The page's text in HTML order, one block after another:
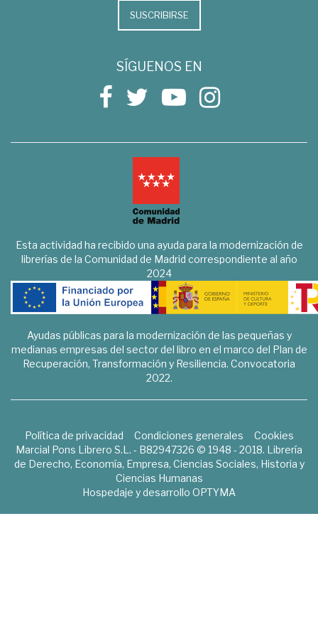
SUSCRIBIRSE
SÍGUENOS EN
Esta actividad ha recibido una ayuda para la modernización de
librerías de la Comunidad de Madrid correspondiente al año
2024
Ayudas públicas para la modernización de las pequeñas y
medianas empresas del sector del libro en el marco del Plan de
Recuperación, Transformación y Resiliencia. Convocatoria
2022.
Política de privacidad Condiciones generales
Cookies
Marcial Pons Librero S.L. - B82947326 © 1948 - 2018. Librería
de Derecho, Economía, Empresa, Ciencias Sociales, Historia y
Ciencias Humanas
Hospedaje y desarrollo OPTYMA